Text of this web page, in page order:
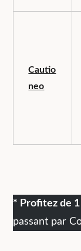
Cautio
neo
* Profitez de
passant par